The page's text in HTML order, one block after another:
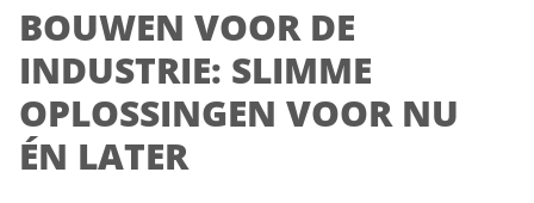
BOUWEN VOOR DE
INDUSTRIE: SLIMME
OPLOSSINGEN VOOR NU
ÉN LATER